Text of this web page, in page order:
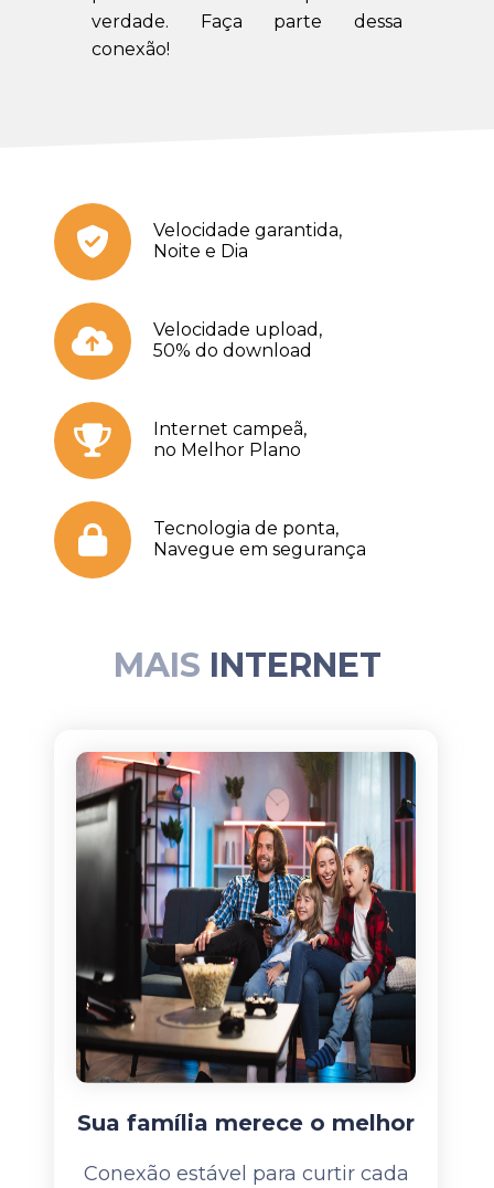
verdade. Faça parte dessa
conexão!
Velocidade garantida,
Noite e Dia
Velocidade upload,
50% do download
Internet campeã,
no Melhor Plano
Tecnologia de ponta,
Navegue em segurança
MAIS INTERNET
Sua família merece o melhor
Conexão estável para curtir cada